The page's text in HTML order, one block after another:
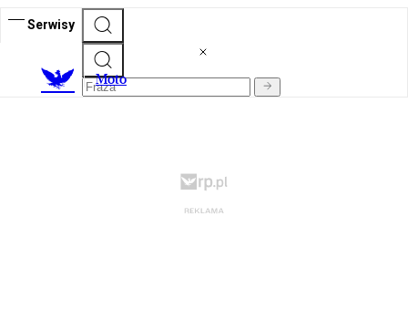
Serwisy
Moto